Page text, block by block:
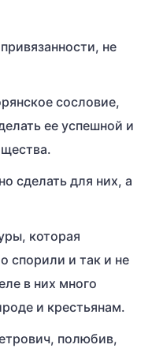
не
сословие,
ее успешной и
сделать для них, а
которая
спорили и так и не
в них много
и крестьянам.
полюбив,